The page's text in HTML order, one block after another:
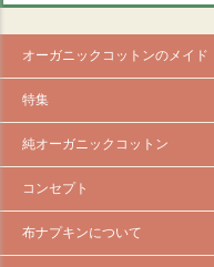
オーガニックコットンのメイ
特集
純オーガニックコットン
コンセプト
布ナプキンについて